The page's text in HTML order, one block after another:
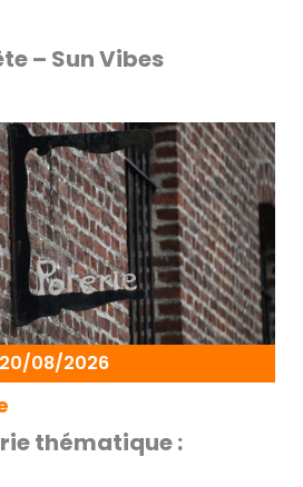
– Sun Vibes
20/08/2026
thématique :